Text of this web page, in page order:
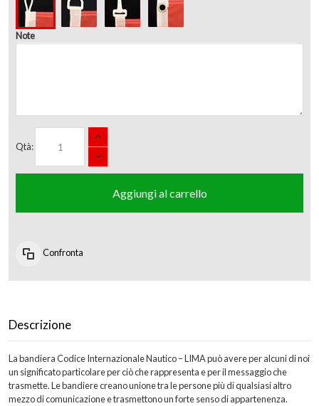
Note
Qtà:
Aggiungi al carrello
Confronta
Descrizione
La bandiera Codice Internazionale Nautico – LIMA può avere per alcuni di noi
un significato particolare per ciò che rappresenta e per il messaggio che
trasmette. Le bandiere creano unione tra le persone più di qualsiasi altro
mezzo di comunicazione e trasmettono un forte senso di appartenenza.